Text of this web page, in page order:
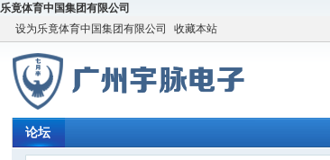
乐竟体育中国集团有限公司
设为乐竟体育中国集团有限公司
收藏本站
论坛